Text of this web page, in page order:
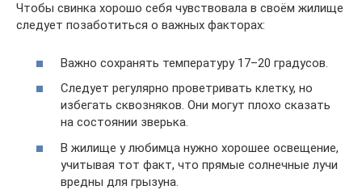
Чтобы свинка хорошо себя чувствовала в своём жилище
следует позаботиться о важных факторах:
Важно сохранять температуру 17–20 градусов.
Следует регулярно проветривать клетку, но
избегать сквозняков. Они могут плохо сказать
на состоянии зверька.
В жилище у любимца нужно хорошее освещение,
учитывая тот факт, что прямые солнечные лучи
вредны для грызуна.